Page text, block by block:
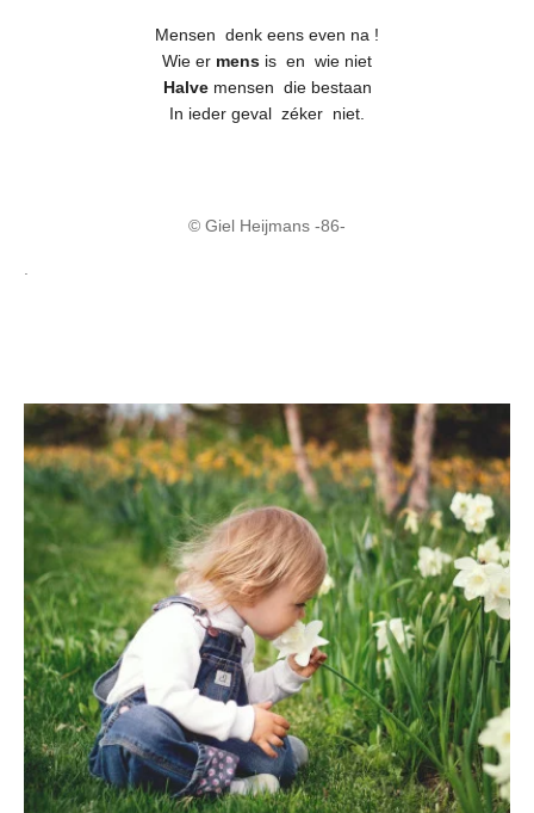
Mensen denk eens even na !
Wie er mens is en wie niet
Halvemensen die bestaan
In ieder geval zéker niet.
© Giel Heijmans -86-